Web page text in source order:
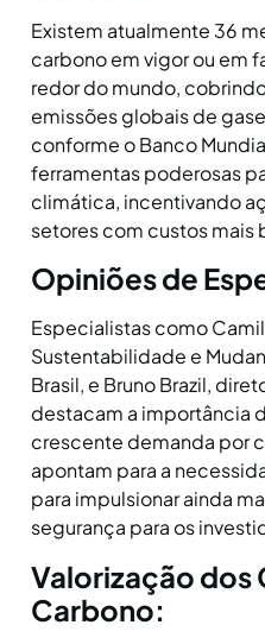
Existem atualmente 36
carbono em vigor ou em
redor do mundo,
emissões globais de
conforme o Banco
ferramentas poderosas
climática, incentivando
setores com custos mais
Opiniões de
Especialistas como
Sustentabilidade e
Brasil, e Bruno Brazil,
destacam a importância
crescente demanda por
apontam para a
para impulsionar ainda
segurança para os
Valorização dos
Carbono: